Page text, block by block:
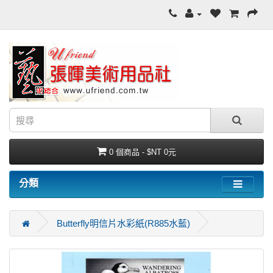
0 個商品 - $NT 0元
分類
Butterfly明信片水彩紙(R885水藍)